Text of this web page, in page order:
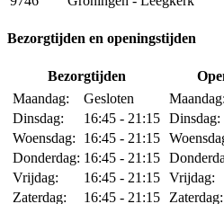
Bezorgtijden en openingstijden
Bezorgtijden
Maandag:
Gesloten
Dinsdag:
16:45 - 21:15
Woensdag:
16:45 - 21:15
Donderdag: 16:45 - 21:15
Vrijdag:
16:45 - 21:15
Zaterdag:
16:45 - 21:15
Maandag:
Dinsdag:
Vrijdag:
Zaterdag: